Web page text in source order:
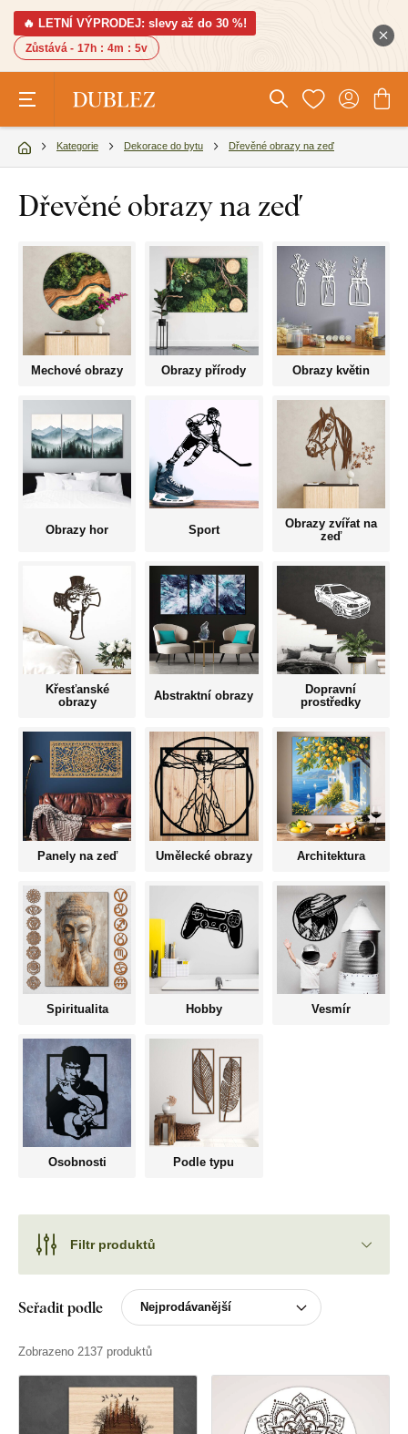
🔥 LETNÍ VÝPRODEJ: slevy až do 30 %!
Zůstává - 17h : 4m : 4v
Kategorie Dekorace do bytu Dřevěné obrazy na zeď
Dřevěné obrazy na zeď
Mechové obrazy Obrazy přírody Obrazy květin
Obrazy hor Sport
Obrazy zvířat na
zeď
Křesťanské
obrazy
Abstraktní obrazy
Dopravní
prostředky
Panely na zeď Umělecké obrazy Architektura
Spiritualita Hobby Vesmír
Osobnosti Podle typu
Filtr produktů
Seřadit podle
Zobrazeno 2137 produktů